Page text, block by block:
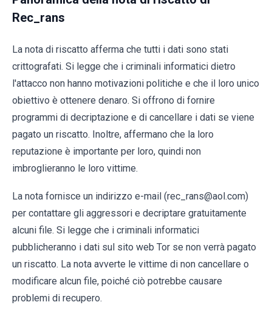
Rec_rans
La nota di riscatto afferma che tutti i dati sono stati
crittografati. Si legge che i criminali informatici dietro
l'attacco non hanno motivazioni politiche e che il loro unico
obiettivo è ottenere denaro. Si offrono di fornire
programmi di decriptazione e di cancellare i dati se viene
pagato un riscatto. Inoltre, affermano che la loro
reputazione è importante per loro, quindi non
imbroglieranno le loro vittime.
La nota fornisce un indirizzo e-mail (rec_rans@aol.com)
per contattare gli aggressori e decriptare gratuitamente
alcuni file. Si legge che i criminali informatici
pubblicheranno i dati sul sito web Tor se non verrà pagato
un riscatto. La nota avverte le vittime di non cancellare o
modificare alcun file, poiché ciò potrebbe causare
problemi di recupero.